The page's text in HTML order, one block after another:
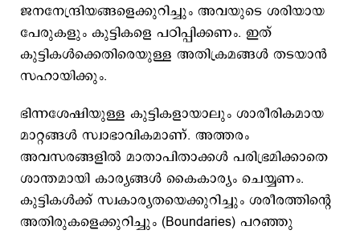
ജനനേന്ദ്രിയങ്ങളെക്കുറിച്ചും അവയുടെ ശരിയായ
പേരുകളും കുട്ടികളെ പഠിപ്പിക്കണം. ഇത്
കുട്ടികൾക്കെതിരെയുള്ള അതിക്രമങ്ങൾ തടയാൻ
സഹായിക്കും.
ഭിന്നശേഷിയുള്ള കുട്ടികളായാലും ശാരീരികമായ
മാറ്റങ്ങൾ സ്വാഭാവികമാണ്. അത്തരം
അവസരങ്ങളിൽ മാതാപിതാക്കൾ പരിഭ്രമിക്കാതെ
ശാന്തമായി കാര്യങ്ങൾ കൈകാര്യം ചെയ്യണം.
കുട്ടികൾക്ക് സ്വകാര്യതയെക്കുറിച്ചും ശരീരത്തിന്റെ
അതിരുകളെക്കുറിച്ചും (Boundaries) പറഞ്ഞു